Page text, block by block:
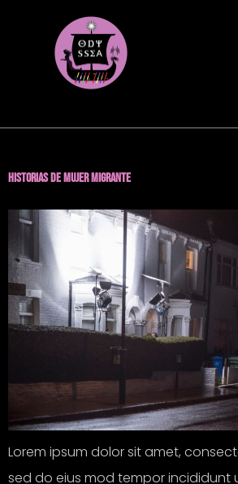
Historias de Mujer Migrante
Lorem ipsum dolor sit amet,
sed do eius mod tempor incididunt